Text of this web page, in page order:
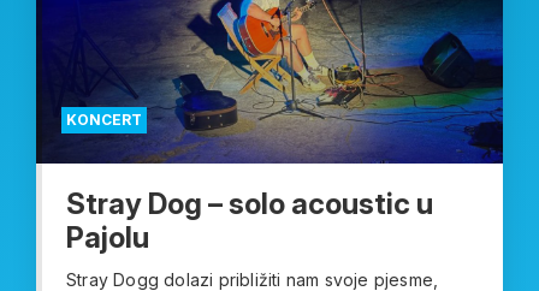
KONCERT
Stray Dog – solo acoustic u
Pajolu
Stray Dogg dolazi približiti nam svoje pjesme,